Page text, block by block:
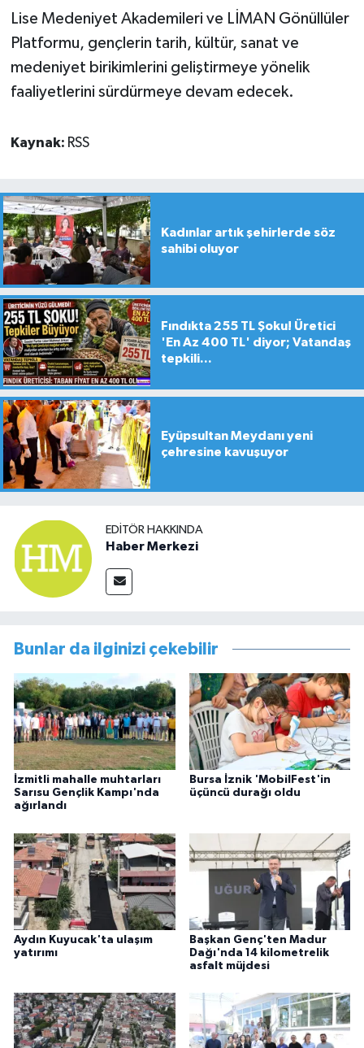
Lise Medeniyet Akademileri ve LİMAN Gönüllüler
Platformu, gençlerin tarih, kültür, sanat ve
medeniyet birikimlerini geliştirmeye yönelik
faaliyetlerini sürdürmeye devam edecek.
Kaynak: RSS
Kadınlar artık şehirlerde söz
sahibi oluyor
Fındıkta 255 TL Şoku! Üretici
'En Az 400 TL' diyor; Vatandaş
tepkili...
Eyüpsultan Meydanı yeni
çehresine kavuşuyor
EDITÖR HAKKINDA
Haber Merkezi
Bunlar da ilginizi çekebilir
İzmitli mahalle muhtarları
Sarısu Gençlik Kampı'nda
ağırlandı
Bursa İznik 'MobilFest'in
üçüncü durağı oldu
Aydın Kuyucak'ta ulaşım
yatırımı
Başkan Genç'ten Madur
Dağı'nda 14 kilometrelik
asfalt müjdesi